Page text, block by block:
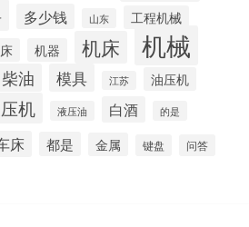
多少钱 山东 工程机械
机器 机床 机械
柴油 模具 江苏
油压机
机 液压油 白酒 的是
床 都是 金属 键盘 问答